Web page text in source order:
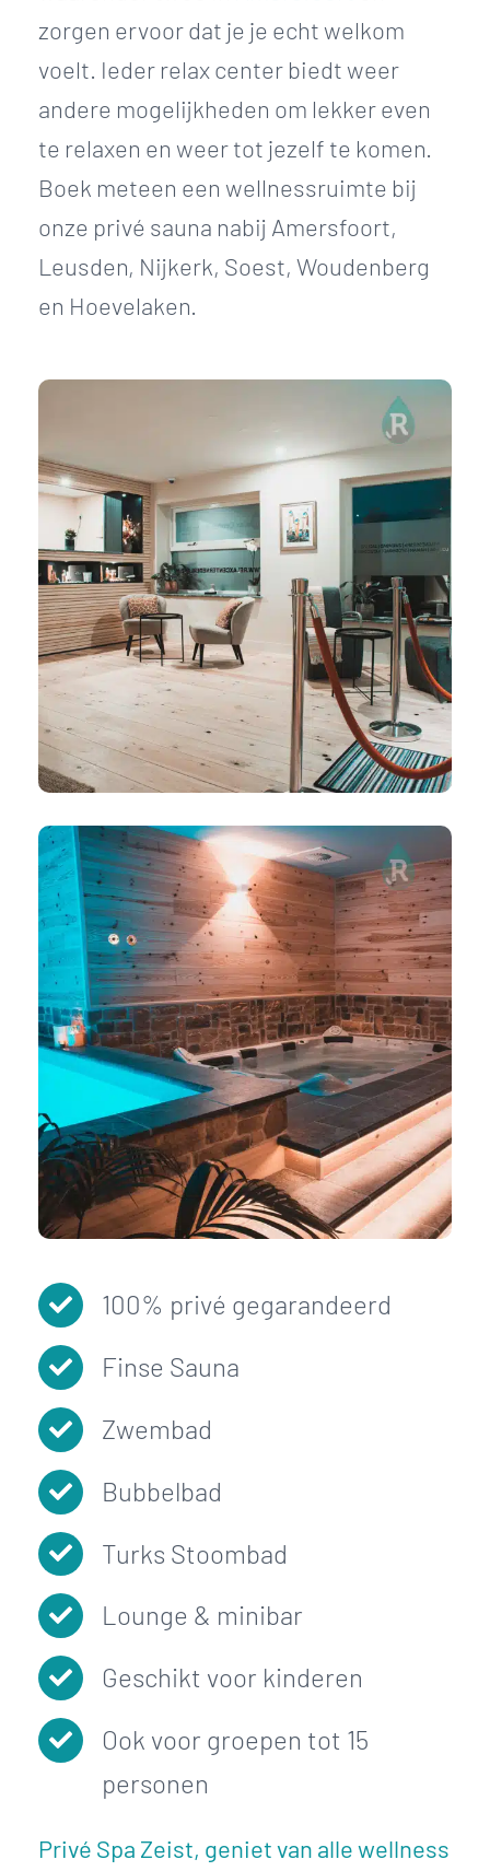
zorgen ervoor dat je je echt welkom
voelt. Ieder relax center biedt weer
andere mogelijkheden om lekker even
te relaxen en weer tot jezelf te komen.
Boek meteen een wellnessruimte bij
onze privé sauna nabij Amersfoort,
Leusden, Nijkerk, Soest, Woudenberg
en Hoevelaken.
100% privé gegarandeerd
Finse Sauna
Zwembad
Bubbelbad
Turks Stoombad
Lounge & minibar
Geschikt voor kinderen
Ook voor groepen tot 15
personen
Privé Spa Zeist, geniet van alle wellness